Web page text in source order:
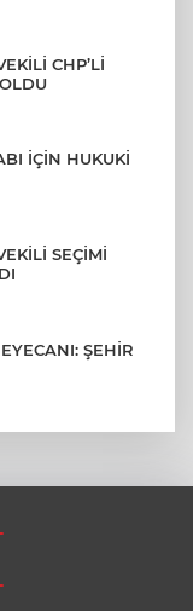
CHP’Lİ
İÇİN HUKUKİ
SEÇİMİ
ŞEHİR